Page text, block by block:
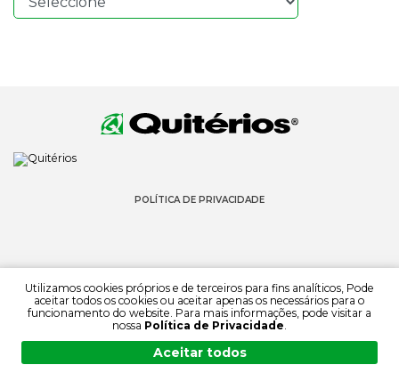
POLÍTICA DE PRIVACIDADE
© 2022 QUITÉRIOS
TODOS OS DIREITOS RESERVADOS
Utilizamos cookies próprios e de terceiros para fins analíticos, Pode
aceitar todos os cookies ou aceitar apenas os necessários para o
funcionamento do website. Para mais informações, pode visitar a
nossa Política de Privacidade.
Aceitar todos